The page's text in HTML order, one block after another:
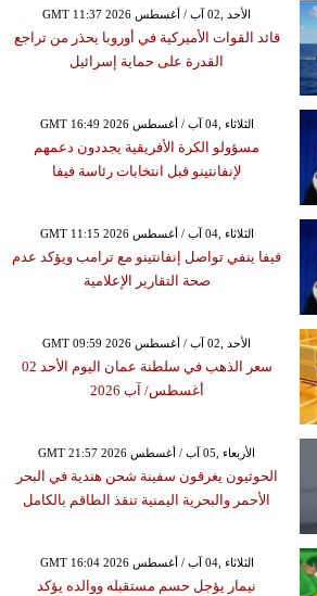
GMT 11:37 2026 الأحد ,02 آب / أغسطس
قائد القوات الأميركية في أوروبا يحذر من تراجع
القدرة على حماية إسرائيل
GMT 16:49 2026 الثلاثاء ,04 آب / أغسطس
مسؤولو الكرة الأفريقية يجددون دعمهم
لإنفانتينو قبل انتخابات رئاسة فيفا
GMT 11:15 2026 الثلاثاء ,04 آب / أغسطس
فيفا ينفي تواصل إنفانتينو مع ترامب ويؤكد عدم
صحة التقارير الإعلامية
GMT 09:59 2026 الأحد ,02 آب / أغسطس
سعر الذهب في سلطنة عمان اليوم الأحد 02
أغسطس/ آب 2026
GMT 21:57 2026 الأربعاء ,05 آب / أغسطس
الحوثيون يغرقون سفينة شحن هندية في البحر
الأحمر والبحرية اليمنية تنقذ الطاقم بالكامل
GMT 16:04 2026 الثلاثاء ,04 آب / أغسطس
نيمار يؤجل حسم مستقبله ووالده يؤكد